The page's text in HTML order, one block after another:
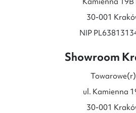
30-001
NIP
Showroom
Towarowe(r)
ul. Kamienna
30-001